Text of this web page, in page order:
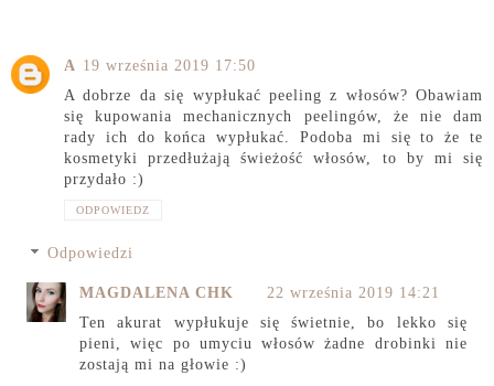
A 19 września 2019 17:50
A dobrze da się wypłukać peeling z włosów? Obawiam
się kupowania mechanicznych peelingów, że nie dam
rady ich do końca wypłukać. Podoba mi się to że te
kosmetyki przedłużają świeżość włosów, to by mi się
przydało :)
ODPOWIEDZ
Odpowiedzi
MAGDALENA CHK
22 września 2019 14:21
Ten akurat wypłukuje się świetnie, bo lekko się
pieni, więc po umyciu włosów żadne drobinki nie
zostają mi na głowie :)